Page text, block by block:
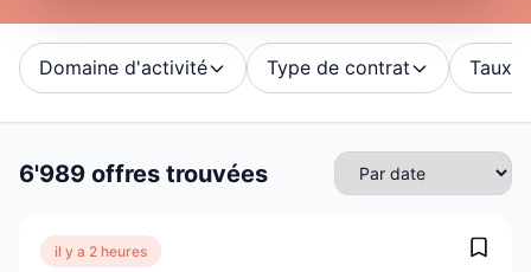
Domaine d'activité Type de contrat Taux
6'989 offres trouvées
il y a 2 heures